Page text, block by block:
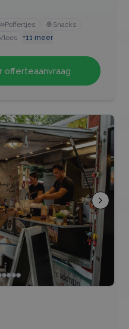
Poffertjes 🧆Snacks
+11 meer
offerteaanvraag